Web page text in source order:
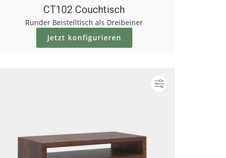
CT102 Couchtisch
Runder Beistelltisch als Dreibeiner
Jetzt konfigurieren